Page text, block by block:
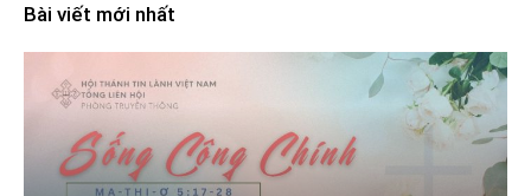
Bài viết mới nhất